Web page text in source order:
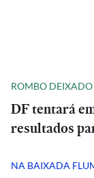
ROMBO DEIXADO
DF tentará
resultados
NA BAIXADA